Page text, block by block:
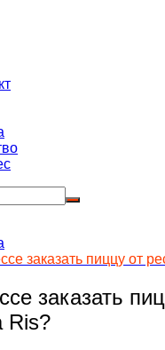
заказать пиццу от
заказать
Ris?